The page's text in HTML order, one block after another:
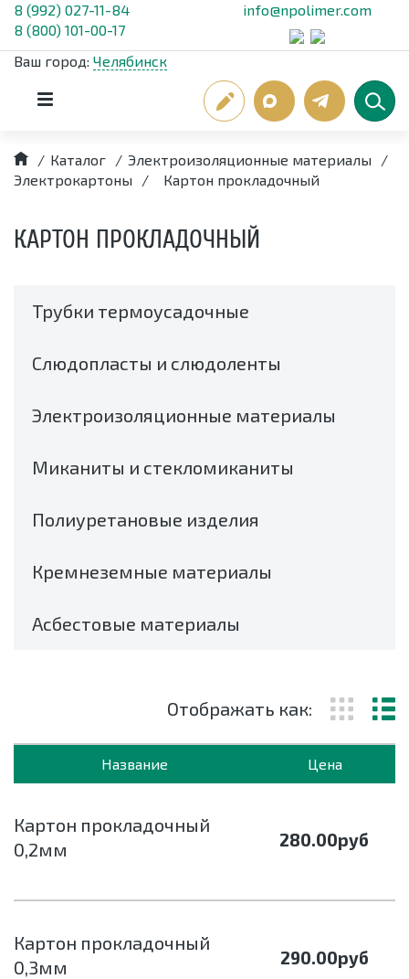
8 (992) 027-11-84
8 (800) 101-00-17
info@npolimer.com
Ваш город: Челябинск
/ Каталог / Электроизоляционные материалы
/
Электрокартоны
/ Картон прокладочный
КАРТОН ПРОКЛАДОЧНЫЙ
Отображать как:
Название Цена
Картон прокладочный
0,2мм
280.00руб
Картон прокладочный
0,3мм
290.00руб
Трубки термоусадочные
Слюдопласты и слюдоленты
Электроизоляционные материалы
Миканиты и стекломиканиты
Полиуретановые изделия
Кремнеземные материалы
Асбестовые материалы